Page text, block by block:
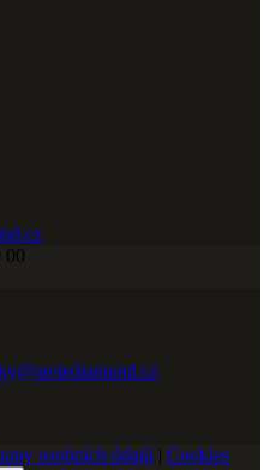
00
osobních údajů | Cookies